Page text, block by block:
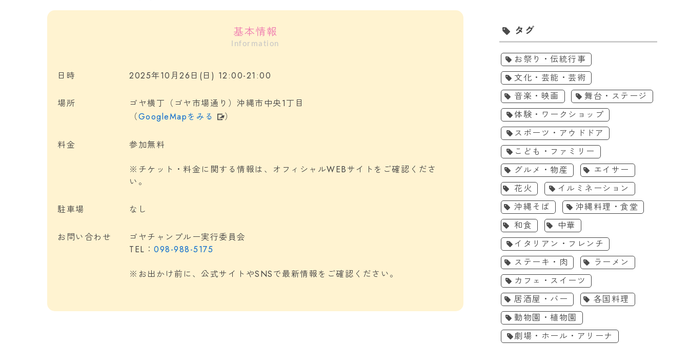
基本情報
Information
日時 2025年10月26日(日) 12:00-21:00
場所
ゴヤ横丁（ゴヤ市場通り）沖縄市中央1丁目
（GoogleMapをみる ）
料金 参加無料
※チケット・料金に関する情報は、オフィシャルWEBサイトをご確認くださ
い。
駐車場 なし
お問い合わせ
ゴヤチャンプルー実行委員会
TEL：098-988-5175
※お出かけ前に、公式サイトやSNSで最新情報をご確認ください。
タグ
お祭り・伝統行事
文化・芸能・芸術
音楽・映画
舞台・ステージ
体験・ワークショップ
スポーツ・アウドドア
こども・ファミリー
グルメ・物産
エイサー
花火
イルミネーション
沖縄そば
沖縄料理・食堂
和食
中華
イタリアン・フレンチ
ステーキ・肉
ラーメン
カフェ・スイーツ
居酒屋・バー
各国料理
動物園・植物園
劇場・ホール・アリーナ